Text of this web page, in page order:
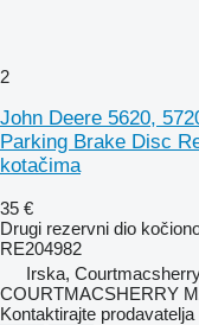
2
John Deere 5620,
Parking Brake Disc
kotačima
35 €
Drugi rezervni dio
RE204982
Irska,
COURTMACSHERRY
Kontaktirajte prodavatelja